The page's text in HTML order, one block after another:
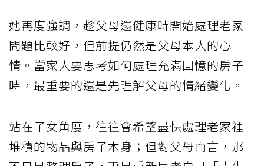
她再度強調，趁父母還健康時開始處理老家
問題比較好，但前提仍然是父母本人的心
情。當家人要思考如何處理充滿回憶的房子
時，最重要的還是先理解父母的情緒變化。
站在子女角度，往往會希望盡快處理老家裡
堆積的物品與房子本身；但對父母而言，那